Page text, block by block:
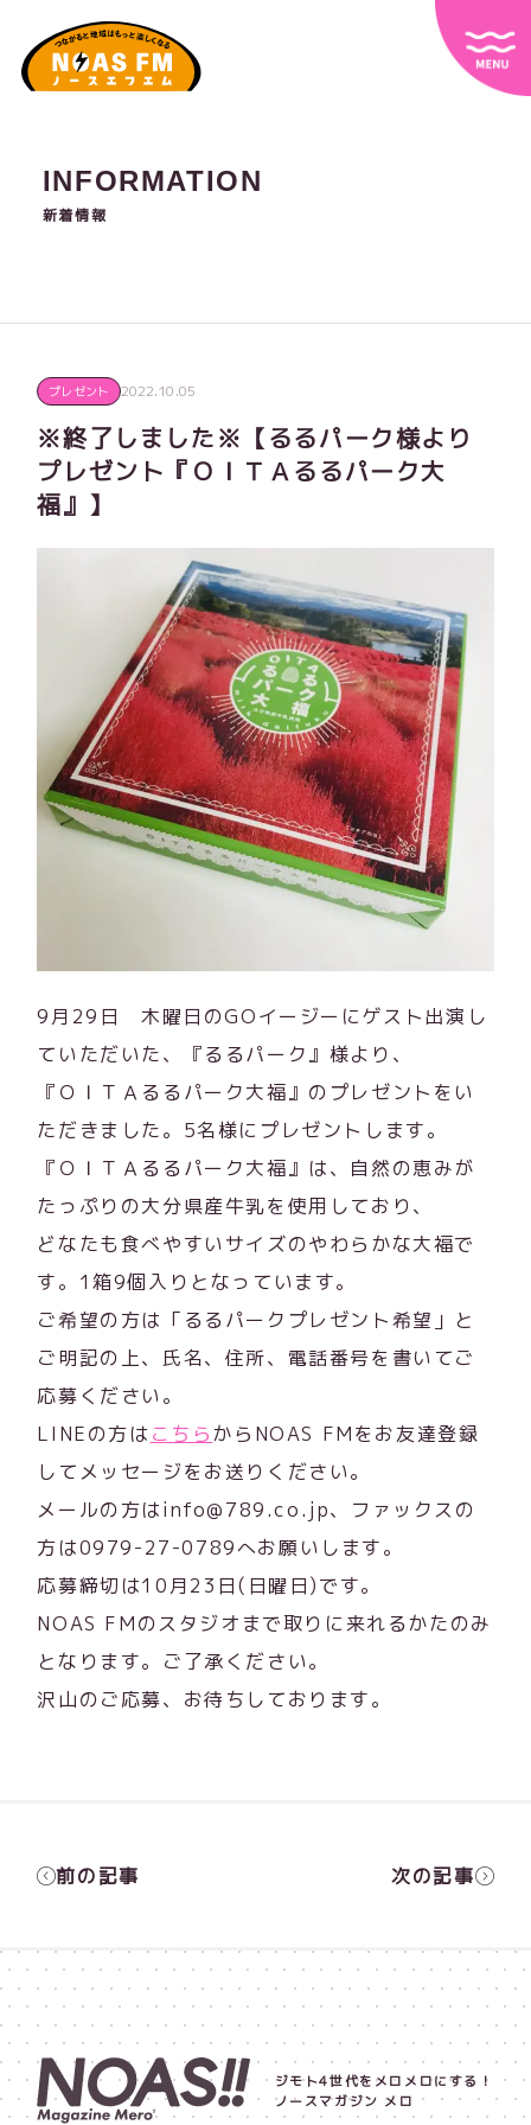
INFORMATION
新着情報
プレゼント 2022.10.05
※終了しました※【るるパーク様より
プレゼント『ＯＩＴＡるるパーク大
福』】
9月29日 木曜日のGOイージーにゲスト出演し
ていただいた、『るるパーク』様より、
『ＯＩＴＡるるパーク大福』のプレゼントをい
ただきました。5名様にプレゼントします。
『ＯＩＴＡるるパーク大福』は、自然の恵みが
たっぷりの大分県産牛乳を使用しており、
どなたも食べやすいサイズのやわらかな大福で
す。1箱9個入りとなっています。
ご希望の方は「るるパークプレゼント希望」と
ご明記の上、氏名、住所、電話番号を書いてご
応募ください。
LINEの方は こちらからNOAS FMをお友達登録
してメッセージをお送りください。
メールの方はinfo@789.co.jp、ファックスの
方は0979-27-0789へお願いします。
応募締切は10月23日(日曜日)です。
NOAS FMのスタジオまで取りに来れるかたのみ
となります。ご了承ください。
沢山のご応募、お待ちしております。
前の記事 次の記事
ジモト4世代をメロメロにする！
ノースマガジン メロ